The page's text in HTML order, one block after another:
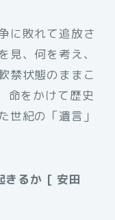
に敗れて追放さ
見、何を考え、
禁状態のままこ
命をかけて歴史
世紀の「遺言」
きるか [ 安田